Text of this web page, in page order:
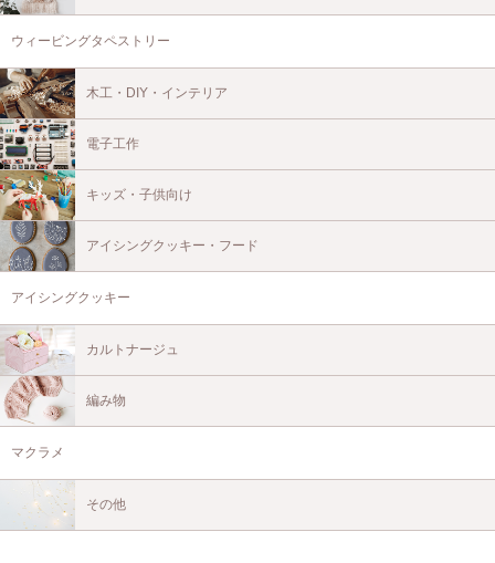
ウィービングタペストリー
木工・DIY・インテリア
電子工作
キッズ・子供向け
アイシングクッキー・フード
アイシングクッキー
カルトナージュ
編み物
マクラメ
その他